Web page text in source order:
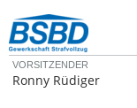
VORSITZENDER
Ronny Rüdiger